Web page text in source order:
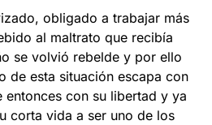
obligado a trabajar más
al maltrato que recibía
se volvió rebelde y por ello
de esta situación escapa con
con su libertad y ya
corta vida a ser uno de los